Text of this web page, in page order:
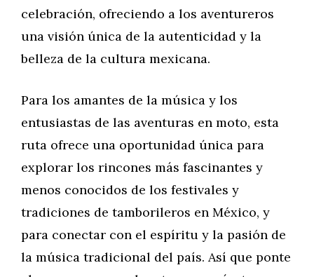
celebración, ofreciendo a los aventureros
una visión única de la autenticidad y la
belleza de la cultura mexicana.
Para los amantes de la música y los
entusiastas de las aventuras en moto, esta
ruta ofrece una oportunidad única para
explorar los rincones más fascinantes y
menos conocidos de los festivales y
tradiciones de tamborileros en México, y
para conectar con el espíritu y la pasión de
la música tradicional del país. Así que ponte